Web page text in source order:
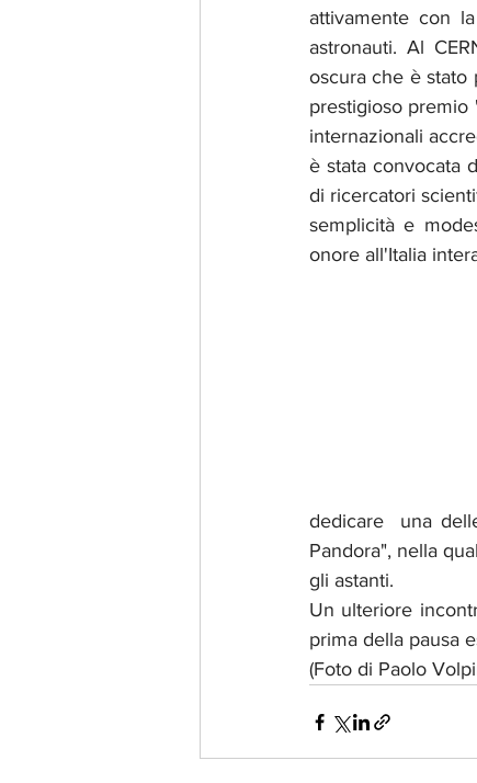
attivamente con
astronauti. Al
oscura che è stato
prestigioso
internazionali
è stata convocata
di ricercatori
semplicità e
onore all'Italia
dedicare  una
Pandora", nella
gli astanti.
Un ulteriore
prima della pausa
(Foto di Paolo